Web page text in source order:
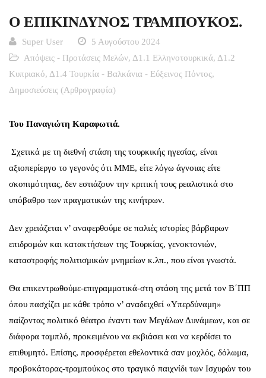
Ο ΕΠΙΚΙΝΔΥΝΟΣ ΤΡΑΜΠΟΥΚΟΣ.
Super User
5 Αυγούστου 2024
Απόψεις - Προτάσεις Μελών, Δ1.1 Ελληνοτουρκικά, Δ1.2
Κυπριακό, Δ1.4 Τουρκία - Βαλκάνια - Εύξεινος Πόντος,
Δημοσιεύσεις (Αρθρογραφία)
Του Παναγιώτη Καραφωτιά.
Σχετικά με τη διεθνή στάση της τουρκικής ηγεσίας, είναι
αξιοπερίεργο το γεγονός ότι ΜΜΕ, είτε λόγω άγνοιας είτε
σκοπιμότητας, δεν εστιάζουν την κριτική τους ρεαλιστικά στο
υπόβαθρο των πραγματικών της κινήτρων.
Δεν χρειάζεται ν’ αναφερθούμε σε παλιές ιστορίες βάρβαρων
επιδρομών και κατακτήσεων της Τουρκίας, γενοκτονιών,
καταστροφής πολιτισμικών μνημείων κ.λπ., που είναι γνωστά.
Θα επικεντρωθούμε-επιγραμματικά-στη στάση της μετά τον Β΄ΠΠ
όπου πασχίζει με κάθε τρόπο ν’ αναδειχθεί «Υπερδύναμη»
παίζοντας πολιτικό θέατρο έναντι των Μεγάλων Δυνάμεων, και σε
διάφορα ταμπλό, προκειμένου να εκβιάσει και να κερδίσει το
επιθυμητό. Επίσης, προσφέρεται εθελοντικά σαν μοχλός, δόλωμα,
προβοκάτορας-τραμπούκος στο τραγικό παιχνίδι των Ισχυρών του